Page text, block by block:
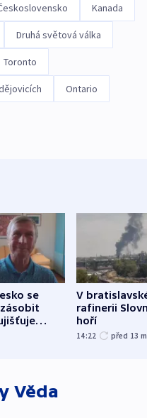
Kanada
Druhá světová válka
Toronto
Ontario
se
cen
V
rafinerii
hoří
14:22 před 13 m
Věda